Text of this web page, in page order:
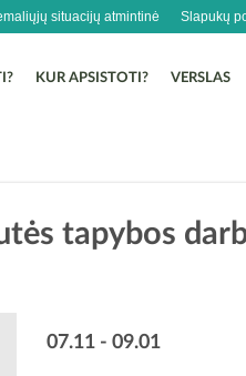
situacijų atmintinė Slapukų
KUR APSISTOTI? VERSLAS
tapybos
07.11 - 09.01